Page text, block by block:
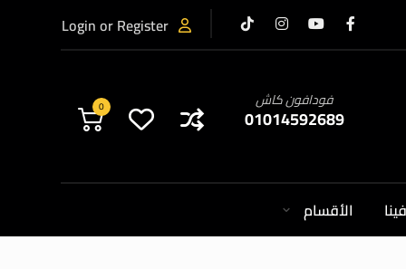
Login or Register
0 فودافون كاش
01014592689
الأقسام